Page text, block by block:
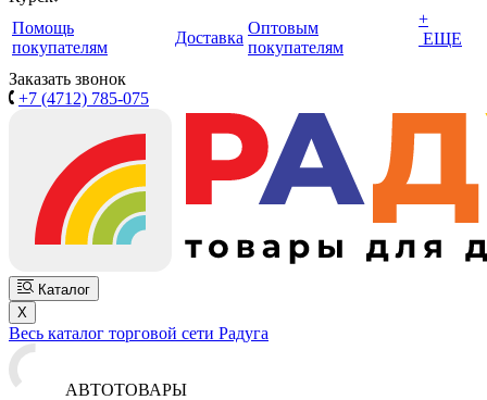
Помощь
покупателям
Доставка
Оптовым
покупателям
+
ЕЩЕ
Заказать звонок
+7 (4712) 785-075
Каталог
X
Весь каталог торговой сети Радуга
АВТОТОВАРЫ